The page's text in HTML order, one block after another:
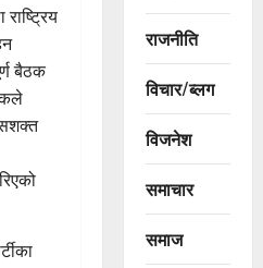
बैठक
सशक्त
राजनीति
विचार/ब्लग
विजनेश
समाचार
समाज